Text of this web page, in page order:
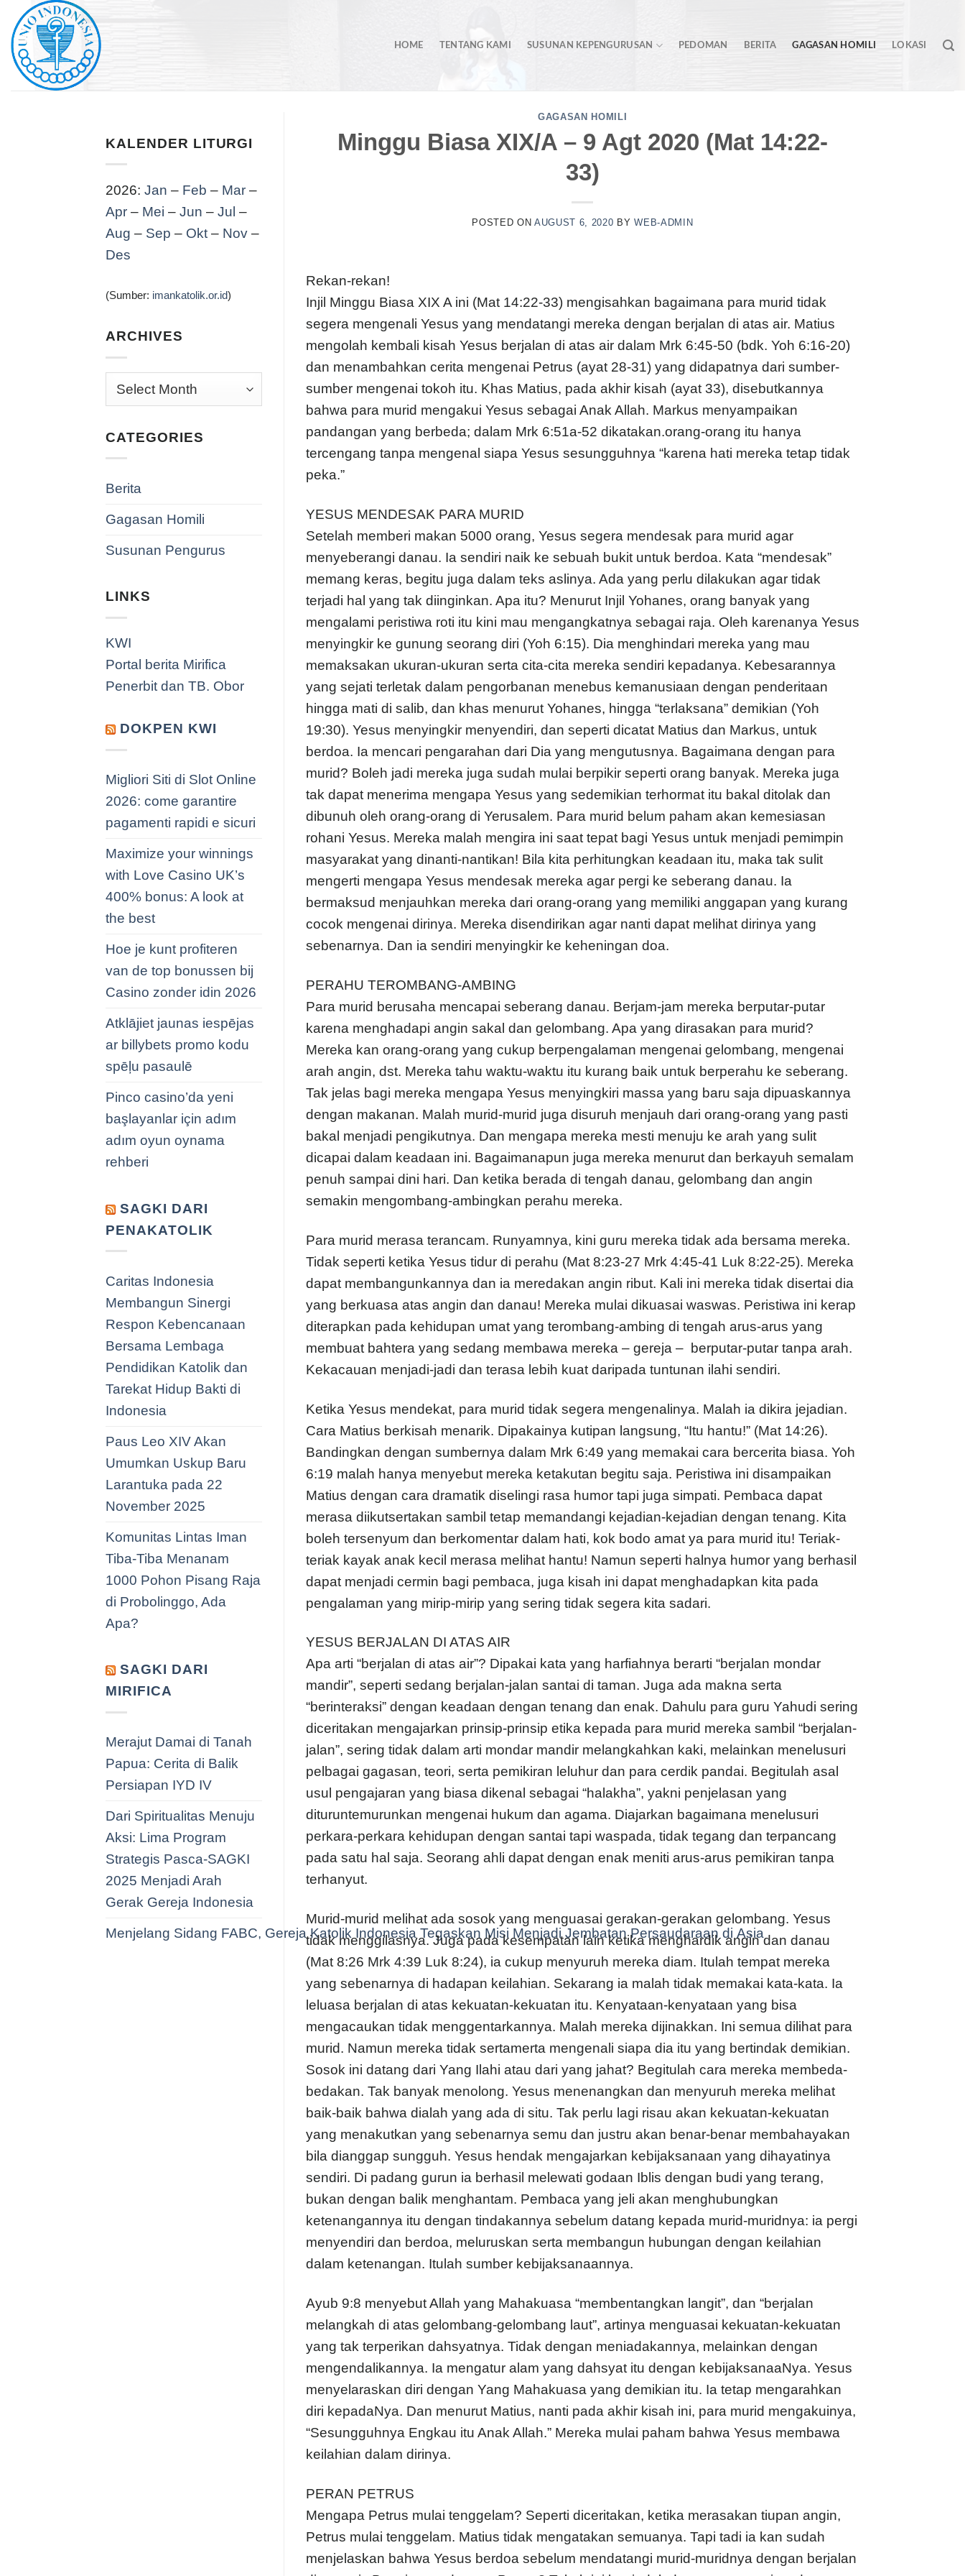
Skip
content
HOME TENTANG KAMI SUSUNAN KEPENGURUSAN PEDOMAN BERITA GAGASAN HOMILI LOKASI
KALENDER LITURGI
2026: Jan – Feb – Mar –
Apr – Mei – Jun – Jul –
Aug – Sep – Okt – Nov –
Des
(Sumber: imankatolik.or.id)
ARCHIVES
Archives
CATEGORIES
Berita
Gagasan Homili
Susunan Pengurus
LINKS
KWI
Portal berita Mirifica
Penerbit dan TB. Obor
DOKPEN KWI
Migliori Siti di Slot Online
2026: come garantire
pagamenti rapidi e sicuri
Maximize your winnings
with Love Casino UK’s
400% bonus: A look at
the best
Hoe je kunt profiteren
van de top bonussen bij
Casino zonder idin 2026
Atklājiet jaunas iespējas
ar billybets promo kodu
spēļu pasaulē
Pinco casino’da yeni
başlayanlar için adım
adım oyun oynama
rehberi
SAGKI DARI
PENAKATOLIK
Caritas Indonesia
Membangun Sinergi
Respon Kebencanaan
Bersama Lembaga
Pendidikan Katolik dan
Tarekat Hidup Bakti di
Indonesia
Paus Leo XIV Akan
Umumkan Uskup Baru
Larantuka pada 22
November 2025
Komunitas Lintas Iman
Tiba-Tiba Menanam
1000 Pohon Pisang Raja
di Probolinggo, Ada
Apa?
SAGKI DARI
MIRIFICA
Merajut Damai di Tanah
Papua: Cerita di Balik
Persiapan IYD IV
Dari Spiritualitas Menuju
Aksi: Lima Program
Strategis Pasca-SAGKI
2025 Menjadi Arah
Gerak Gereja Indonesia
Menjelang Sidang FABC, Gereja Katolik Indonesia Tegaskan Misi Menjadi Jembatan Persaudaraan di Asia
GAGASAN HOMILI
Minggu Biasa XIX/A – 9 Agt 2020 (Mat 14:22-
33)
POSTED ONAUGUST 6, 2020 BYWEB-ADMIN
Rekan-rekan!
Injil Minggu Biasa XIX A ini (Mat 14:22-33) mengisahkan bagaimana para murid tidak
segera mengenali Yesus yang mendatangi mereka dengan berjalan di atas air. Matius
mengolah kembali kisah Yesus berjalan di atas air dalam Mrk 6:45-50 (bdk. Yoh 6:16-20)
dan menambahkan cerita mengenai Petrus (ayat 28-31) yang didapatnya dari sumber-
sumber mengenai tokoh itu. Khas Matius, pada akhir kisah (ayat 33), disebutkannya
bahwa para murid mengakui Yesus sebagai Anak Allah. Markus menyampaikan
pandangan yang berbeda; dalam Mrk 6:51a-52 dikatakan.orang-orang itu hanya
tercengang tanpa mengenal siapa Yesus sesungguhnya “karena hati mereka tetap tidak
peka.”
YESUS MENDESAK PARA MURID
Setelah memberi makan 5000 orang, Yesus segera mendesak para murid agar
menyeberangi danau. Ia sendiri naik ke sebuah bukit untuk berdoa. Kata “mendesak”
memang keras, begitu juga dalam teks aslinya. Ada yang perlu dilakukan agar tidak
terjadi hal yang tak diinginkan. Apa itu? Menurut Injil Yohanes, orang banyak yang
mengalami peristiwa roti itu kini mau mengangkatnya sebagai raja. Oleh karenanya Yesus
menyingkir ke gunung seorang diri (Yoh 6:15). Dia menghindari mereka yang mau
memaksakan ukuran-ukuran serta cita-cita mereka sendiri kepadanya. Kebesarannya
yang sejati terletak dalam pengorbanan menebus kemanusiaan dengan penderitaan
hingga mati di salib, dan khas menurut Yohanes, hingga “terlaksana” demikian (Yoh
19:30). Yesus menyingkir menyendiri, dan seperti dicatat Matius dan Markus, untuk
berdoa. Ia mencari pengarahan dari Dia yang mengutusnya. Bagaimana dengan para
murid? Boleh jadi mereka juga sudah mulai berpikir seperti orang banyak. Mereka juga
tak dapat menerima mengapa Yesus yang sedemikian terhormat itu bakal ditolak dan
dibunuh oleh orang-orang di Yerusalem. Para murid belum paham akan kemesiasan
rohani Yesus. Mereka malah mengira ini saat tepat bagi Yesus untuk menjadi pemimpin
masyarakat yang dinanti-nantikan! Bila kita perhitungkan keadaan itu, maka tak sulit
mengerti mengapa Yesus mendesak mereka agar pergi ke seberang danau. Ia
bermaksud menjauhkan mereka dari orang-orang yang memiliki anggapan yang kurang
cocok mengenai dirinya. Mereka disendirikan agar nanti dapat melihat dirinya yang
sebenarnya. Dan ia sendiri menyingkir ke keheningan doa.
PERAHU TEROMBANG-AMBING
Para murid berusaha mencapai seberang danau. Berjam-jam mereka berputar-putar
karena menghadapi angin sakal dan gelombang. Apa yang dirasakan para murid?
Mereka kan orang-orang yang cukup berpengalaman mengenai gelombang, mengenai
arah angin, dst. Mereka tahu waktu-waktu itu kurang baik untuk berperahu ke seberang.
Tak jelas bagi mereka mengapa Yesus menyingkiri massa yang baru saja dipuaskannya
dengan makanan. Malah murid-murid juga disuruh menjauh dari orang-orang yang pasti
bakal menjadi pengikutnya. Dan mengapa mereka mesti menuju ke arah yang sulit
dicapai dalam keadaan ini. Bagaimanapun juga mereka menurut dan berkayuh semalam
penuh sampai dini hari. Dan ketika berada di tengah danau, gelombang dan angin
semakin mengombang-ambingkan perahu mereka.
Para murid merasa terancam. Runyamnya, kini guru mereka tidak ada bersama mereka.
Tidak seperti ketika Yesus tidur di perahu (Mat 8:23-27 Mrk 4:45-41 Luk 8:22-25). Mereka
dapat membangunkannya dan ia meredakan angin ribut. Kali ini mereka tidak disertai dia
yang berkuasa atas angin dan danau! Mereka mulai dikuasai waswas. Peristiwa ini kerap
diterapkan pada kehidupan umat yang terombang-ambing di tengah arus-arus yang
membuat bahtera yang sedang membawa mereka – gereja – berputar-putar tanpa arah.
Kekacauan menjadi-jadi dan terasa lebih kuat daripada tuntunan ilahi sendiri.
Ketika Yesus mendekat, para murid tidak segera mengenalinya. Malah ia dikira jejadian.
Cara Matius berkisah menarik. Dipakainya kutipan langsung, “Itu hantu!” (Mat 14:26).
Bandingkan dengan sumbernya dalam Mrk 6:49 yang memakai cara bercerita biasa. Yoh
6:19 malah hanya menyebut mereka ketakutan begitu saja. Peristiwa ini disampaikan
Matius dengan cara dramatik diselingi rasa humor tapi juga simpati. Pembaca dapat
merasa diikutsertakan sambil tetap memandangi kejadian-kejadian dengan tenang. Kita
boleh tersenyum dan berkomentar dalam hati, kok bodo amat ya para murid itu! Teriak-
teriak kayak anak kecil merasa melihat hantu! Namun seperti halnya humor yang berhasil
dapat menjadi cermin bagi pembaca, juga kisah ini dapat menghadapkan kita pada
pengalaman yang mirip-mirip yang sering tidak segera kita sadari.
YESUS BERJALAN DI ATAS AIR
Apa arti “berjalan di atas air”? Dipakai kata yang harfiahnya berarti “berjalan mondar
mandir”, seperti sedang berjalan-jalan santai di taman. Juga ada makna serta
“berinteraksi” dengan keadaan dengan tenang dan enak. Dahulu para guru Yahudi sering
diceritakan mengajarkan prinsip-prinsip etika kepada para murid mereka sambil “berjalan-
jalan”, sering tidak dalam arti mondar mandir melangkahkan kaki, melainkan menelusuri
pelbagai gagasan, teori, serta pemikiran leluhur dan para cerdik pandai. Begitulah asal
usul pengajaran yang biasa dikenal sebagai “halakha”, yakni penjelasan yang
dituruntemurunkan mengenai hukum dan agama. Diajarkan bagaimana menelusuri
perkara-perkara kehidupan dengan santai tapi waspada, tidak tegang dan terpancang
pada satu hal saja. Seorang ahli dapat dengan enak meniti arus-arus pemikiran tanpa
terhanyut.
Murid-murid melihat ada sosok yang menguasai gerakan-gerakan gelombang. Yesus
tidak menggilasnya. Juga pada kesempatan lain ketika menghardik angin dan danau
(Mat 8:26 Mrk 4:39 Luk 8:24), ia cukup menyuruh mereka diam. Itulah tempat mereka
yang sebenarnya di hadapan keilahian. Sekarang ia malah tidak memakai kata-kata. Ia
leluasa berjalan di atas kekuatan-kekuatan itu. Kenyataan-kenyataan yang bisa
mengacaukan tidak menggentarkannya. Malah mereka dijinakkan. Ini semua dilihat para
murid. Namun mereka tidak sertamerta mengenali siapa dia itu yang bertindak demikian.
Sosok ini datang dari Yang Ilahi atau dari yang jahat? Begitulah cara mereka membeda-
bedakan. Tak banyak menolong. Yesus menenangkan dan menyuruh mereka melihat
baik-baik bahwa dialah yang ada di situ. Tak perlu lagi risau akan kekuatan-kekuatan
yang menakutkan yang sebenarnya semu dan justru akan benar-benar membahayakan
bila dianggap sungguh. Yesus hendak mengajarkan kebijaksanaan yang dihayatinya
sendiri. Di padang gurun ia berhasil melewati godaan Iblis dengan budi yang terang,
bukan dengan balik menghantam. Pembaca yang jeli akan menghubungkan
ketenangannya itu dengan tindakannya sebelum datang kepada murid-muridnya: ia pergi
menyendiri dan berdoa, meluruskan serta membangun hubungan dengan keilahian
dalam ketenangan. Itulah sumber kebijaksanaannya.
Ayub 9:8 menyebut Allah yang Mahakuasa “membentangkan langit”, dan “berjalan
melangkah di atas gelombang-gelombang laut”, artinya menguasai kekuatan-kekuatan
yang tak terperikan dahsyatnya. Tidak dengan meniadakannya, melainkan dengan
mengendalikannya. Ia mengatur alam yang dahsyat itu dengan kebijaksanaaNya. Yesus
menyelaraskan diri dengan Yang Mahakuasa yang demikian itu. Ia tetap mengarahkan
diri kepadaNya. Dan menurut Matius, nanti pada akhir kisah ini, para murid mengakuinya,
“Sesungguhnya Engkau itu Anak Allah.” Mereka mulai paham bahwa Yesus membawa
keilahian dalam dirinya.
PERAN PETRUS
Mengapa Petrus mulai tenggelam? Seperti diceritakan, ketika merasakan tiupan angin,
Petrus mulai tenggelam. Matius tidak mengatakan semuanya. Tapi tadi ia kan sudah
menjelaskan bahwa Yesus berdoa sebelum mendatangi murid-muridnya dengan berjalan